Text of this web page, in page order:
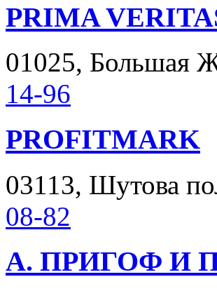
PRIMA
01025, Большая
14-96
PROFITMARK
03113, Шутова
08-82
А. ПРИГОФ И